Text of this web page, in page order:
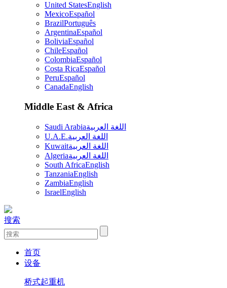
United StatesEnglish
MexicoEspañol
BrazilPortuguês
ArgentinaEspañol
BoliviaEspañol
ChileEspañol
ColombiaEspañol
Costa RicaEspañol
PeruEspañol
CanadaEnglish
Middle East & Africa
Saudi Arabiaاللغة العربية
U.A.E.اللغة العربية
Kuwaitاللغة العربية
Algeriaاللغة العربية
South AfricaEnglish
TanzaniaEnglish
ZambiaEnglish
IsraelEnglish
搜索
首页
设备
桥式起重机